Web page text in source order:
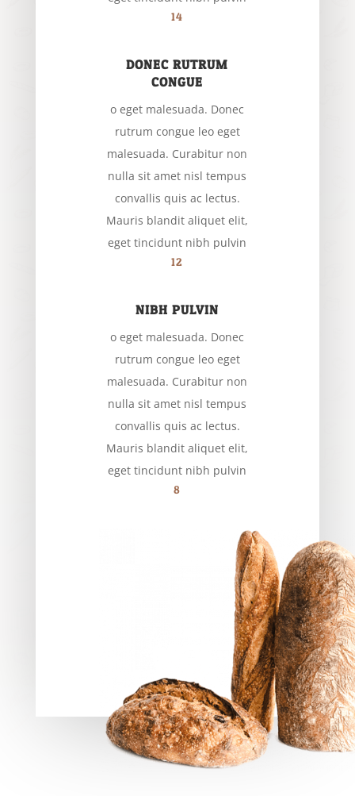
14
DONEC RUTRUM
CONGUE
o eget malesuada. Donec
rutrum congue leo eget
malesuada. Curabitur non
nulla sit amet nisl tempus
convallis quis ac lectus.
Mauris blandit aliquet elit,
eget tincidunt nibh pulvin
12
NIBH PULVIN
o eget malesuada. Donec
rutrum congue leo eget
malesuada. Curabitur non
nulla sit amet nisl tempus
convallis quis ac lectus.
Mauris blandit aliquet elit,
eget tincidunt nibh pulvin
8